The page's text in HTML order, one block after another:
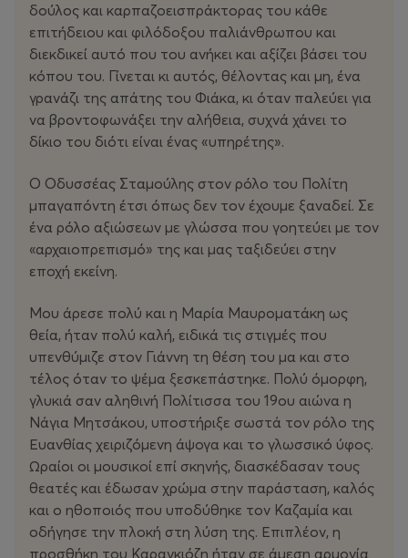
δούλος και καρπαζοεισπράκτορας του κάθε
επιτήδειου και φιλόδοξου παλιάνθρωπου και
διεκδικεί αυτό που του ανήκει και αξίζει βάσει του
κόπου του. Γίνεται κι αυτός, θέλοντας και μη, ένα
γρανάζι της απάτης του Φιάκα, κι όταν παλεύει για
να βροντοφωνάξει την αλήθεια, συχνά χάνει το
δίκιο του διότι είναι ένας «υπηρέτης».
Ο Οδυσσέας Σταμούλης στον ρόλο του Πολίτη
μπαγαπόντη έτσι όπως δεν τον έχουμε ξαναδεί. Σε
ένα ρόλο αξιώσεων με γλώσσα που γοητεύει με τον
«αρχαιοπρεπισμό» της και μας ταξιδεύει στην
εποχή εκείνη.
Μου άρεσε πολύ και η Μαρία Μαυροματάκη ως
θεία, ήταν πολύ καλή, ειδικά τις στιγμές που
υπενθύμιζε στον Γιάννη τη θέση του μα και στο
τέλος όταν το ψέμα ξεσκεπάστηκε. Πολύ όμορφη,
γλυκιά σαν αληθινή Πολίτισσα του 19ου αιώνα η
Νάγια Μητσάκου, υποστήριξε σωστά τον ρόλο της
Ευανθίας χειριζόμενη άψογα και το γλωσσικό ύφος.
Ωραίοι οι μουσικοί επί σκηνής, διασκέδασαν τους
θεατές και έδωσαν χρώμα στην παράσταση, καλός
και ο ηθοποιός που υποδύθηκε τον Καζαμία και
οδήγησε την πλοκή στη λύση της. Επιπλέον, η
προσθήκη του Καραγκιόζη ήταν σε άμεση αρμονία